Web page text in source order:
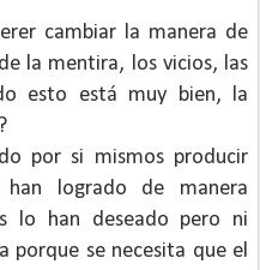
cambiar la manera de
la mentira, los vicios, las
esto está muy bien, la
?
por si mismos producir
logrado de manera
lo han deseado pero ni
porque se necesita que el